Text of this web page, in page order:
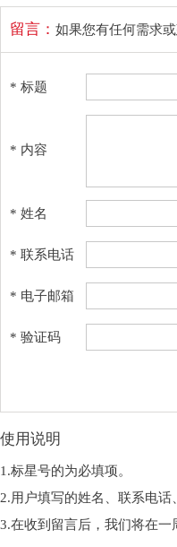
留言： 如果您有任何需求
* 标题
* 内容
* 姓名
* 联系电话
* 电子邮箱
* 验证码
使用说明
1.标星号的为必填项。
2.用户填写的姓名、联系电
3.在收到留言后，我们将在一